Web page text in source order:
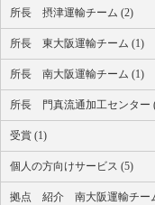
所長 摂津運輸チーム (2)
所長 東大阪運輸チーム (1)
所長 南大阪運輸チーム (1)
所長 門真流通加工センター
受賞 (1)
個人の方向けサービス (5)
拠点 紹介 南大阪運輸チー